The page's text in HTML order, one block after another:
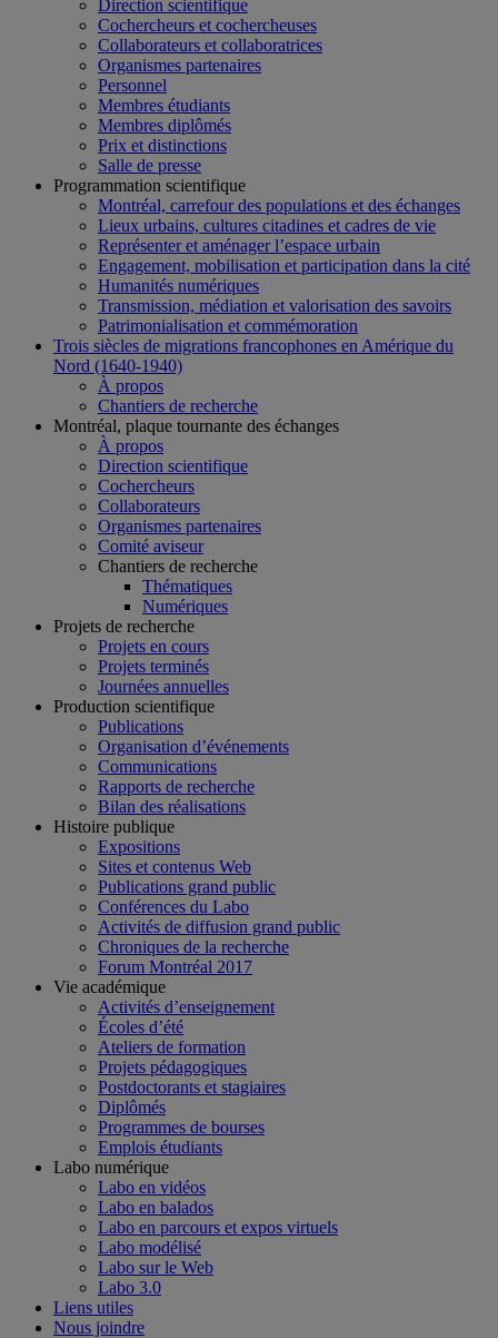
Direction scientifique
Cochercheurs et cochercheuses
Collaborateurs et collaboratrices
Organismes partenaires
Personnel
Membres étudiants
Membres diplômés
Prix et distinctions
Salle de presse
Programmation scientifique
Montréal, carrefour des populations et des échanges
Lieux urbains, cultures citadines et cadres de vie
Représenter et aménager l’espace urbain
Engagement, mobilisation et participation dans la cité
Humanités numériques
Transmission, médiation et valorisation des savoirs
Patrimonialisation et commémoration
Trois siècles de migrations francophones en Amérique du
Nord (1640-1940)
À propos
Chantiers de recherche
Montréal, plaque tournante des échanges
À propos
Direction scientifique
Cochercheurs
Collaborateurs
Organismes partenaires
Comité aviseur
Chantiers de recherche
Thématiques
Numériques
Projets de recherche
Projets en cours
Projets terminés
Journées annuelles
Production scientifique
Publications
Organisation d’événements
Communications
Rapports de recherche
Bilan des réalisations
Histoire publique
Expositions
Sites et contenus Web
Publications grand public
Conférences du Labo
Activités de diffusion grand public
Chroniques de la recherche
Forum Montréal 2017
Vie académique
Activités d’enseignement
Écoles d’été
Ateliers de formation
Projets pédagogiques
Postdoctorants et stagiaires
Diplômés
Programmes de bourses
Emplois étudiants
Labo numérique
Labo en vidéos
Labo en balados
Labo en parcours et expos virtuels
Labo modélisé
Labo sur le Web
Labo 3.0
Liens utiles
Nous joindre